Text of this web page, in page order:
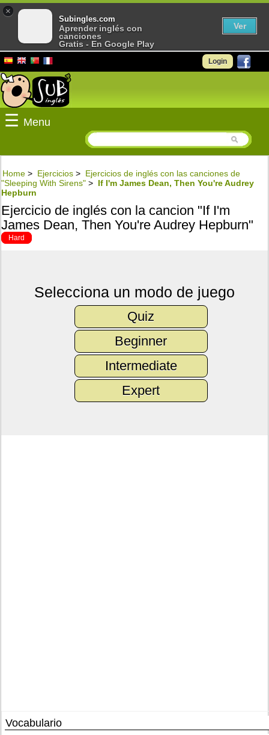
Login
☰ Menu
Home > Ejercicios > Ejercicios de inglés con las canciones de
"Sleeping With Sirens" > If I'm James Dean, Then You're Audrey
Hepburn
Ejercicio de inglés con la cancion "If I'm
James Dean, Then You're Audrey Hepburn"
Hard
Selecciona un modo de juego
Quiz
Beginner
Intermediate
Expert
Vocabulario
×
Subingles.com
Aprender inglés con
canciones
Gratis - En Google Play
Ver